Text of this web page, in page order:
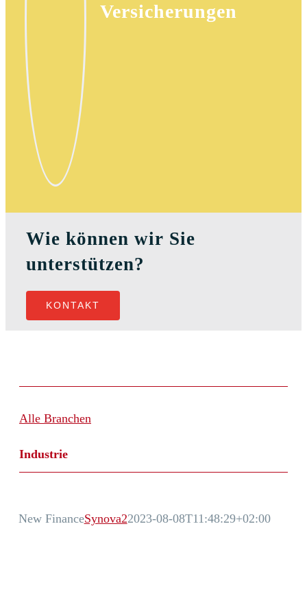
Versicherungen
Wie können wir Sie
unterstützen?
KONTAKT
Alle Branchen
Industrie
New FinanceSynova22023-08-08T11:48:29+02:00